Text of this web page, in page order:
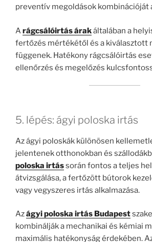
preventív megoldások kombinációját
Arágcsálóirtás árakáltalában a
fertőzés mértékétől és a kiválasztott
függenek. Hatékony rágcsálóirtás
ellenőrzés és megelőzés
5. lépés: ágyi poloska irtás
Az ágyi poloskák különösen
jelentenek otthonokban és
poloska irtássorán fontos a teljes
átvizsgálása, a fertőzött bútorok
vagy vegyszeres irtás alkalmazása.
Azágyi poloska irtás Budapest
kombinálják a mechanikai és kémiai
maximális hatékonyság érdekében.